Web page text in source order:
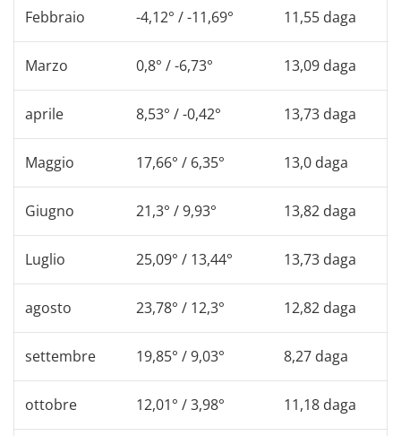
Febbraio -4,12° / -11,69° 11,55 daga
Marzo 0,8° / -6,73° 13,09 daga
aprile 8,53° / -0,42° 13,73 daga
Maggio 17,66° / 6,35° 13,0 daga
Giugno 21,3° / 9,93° 13,82 daga
Luglio 25,09° / 13,44° 13,73 daga
agosto 23,78° / 12,3° 12,82 daga
settembre 19,85° / 9,03° 8,27 daga
ottobre 12,01° / 3,98° 11,18 daga